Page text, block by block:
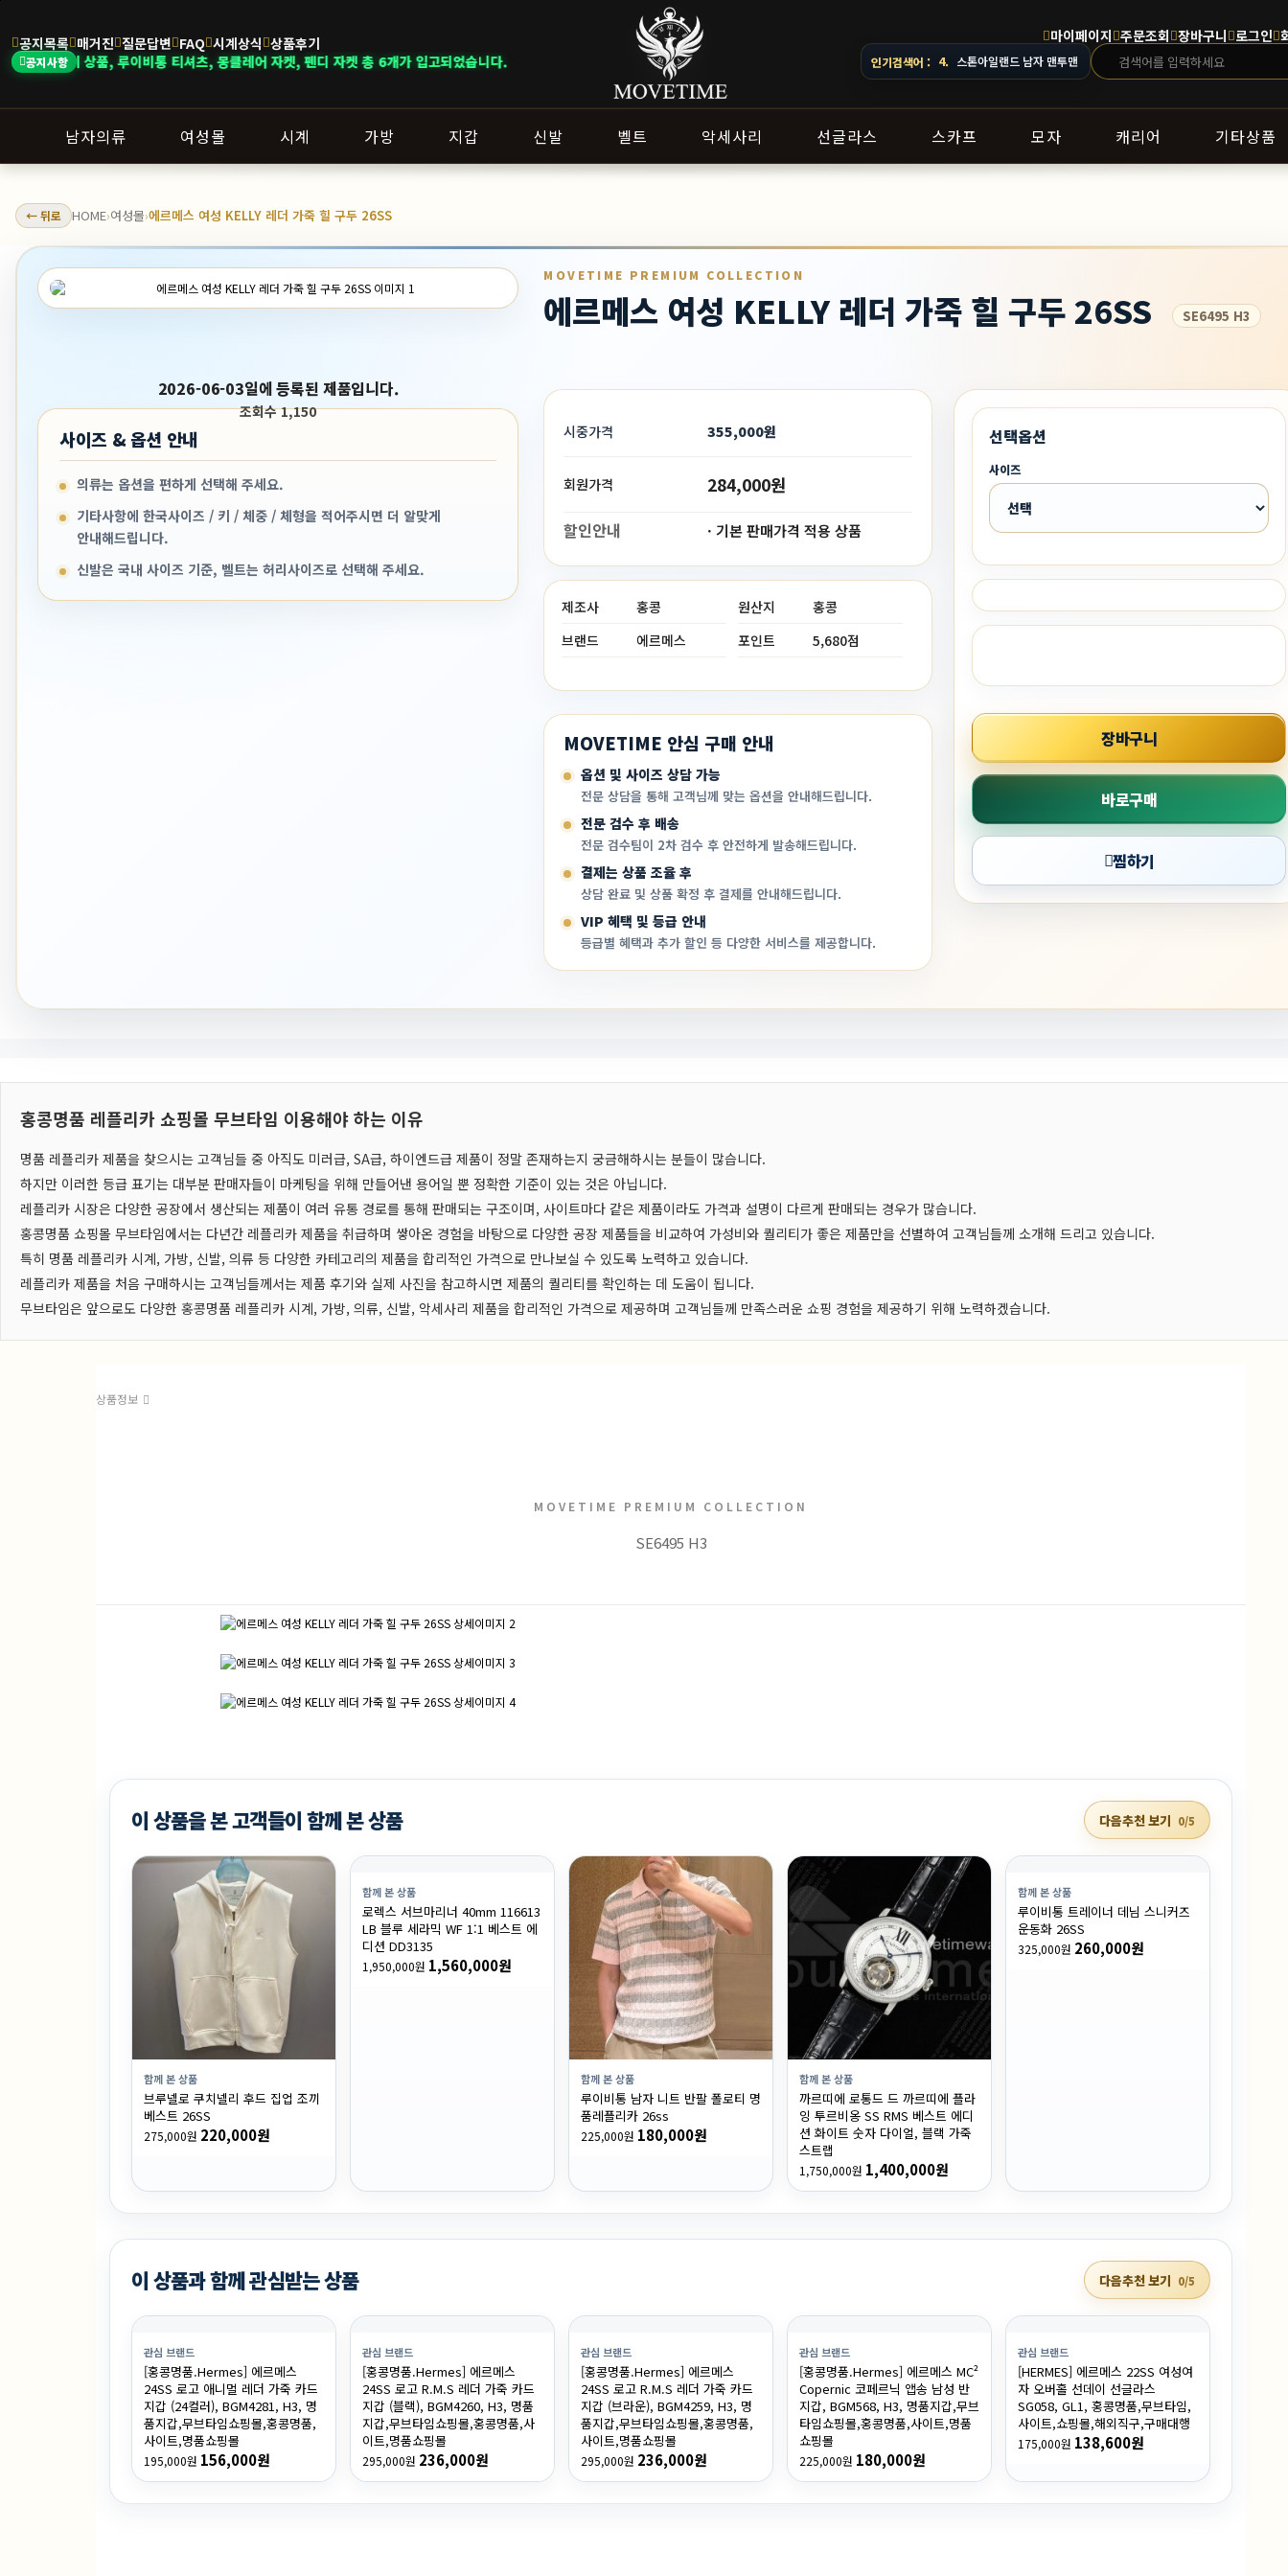
공지목록 매거진 질문답변 FAQ 시계상식 상품후기
공지사항
상품, 루이비통 티셔츠, 몽클레어 자켓, 펜디 자켓 총 6개가 입고되었습니다.
마이페이지 주문조회 장바구니 로그인
인기검색어 : 5. 오프화이트 남자 후드
남자의류 여성몰 시계 가방 지갑 신발 벨트 악세사리 선글라스 스카프 모자 캐리어 기타상품
← 뒤로 HOME›여성몰›에르메스 여성 KELLY 레더 가죽 힐 구두 26SS
2026-06-03일에 등록된 제품입니다.
조회수 1,150
사이즈 & 옵션 안내
의류는 옵션을 편하게 선택해 주세요.
기타사항에 한국사이즈 / 키 / 체중 / 체형을 적어주시면 더 알맞게
안내해드립니다.
신발은 국내 사이즈 기준, 벨트는 허리사이즈로 선택해 주세요.
MOVETIME PREMIUM COLLECTION
에르메스 여성 KELLY 레더 가죽 힐 구두 26SS SE6495 H3
시중가격 355,000원
회원가격 284,000원
할인안내 · 기본 판매가격 적용 상품
제조사 홍콩 원산지
홍콩
브랜드
에르메스 포인트 5,680점
MOVETIME 안심 구매 안내
옵션 및 사이즈 상담 가능
전문 상담을 통해 고객님께 맞는 옵션을 안내해드립니다.
전문 검수 후 배송
전문 검수팀이 2차 검수 후 안전하게 발송해드립니다.
결제는 상품 조율 후
상담 완료 및 상품 확정 후 결제를 안내해드립니다.
VIP 혜택 및 등급 안내
등급별 혜택과 추가 할인 등 다양한 서비스를 제공합니다.
선택옵션
사이즈
바로구매
장바구니
찜하기
홍콩명품 레플리카 쇼핑몰 무브타임 이용해야 하는 이유
명품 레플리카 제품을 찾으시는 고객님들 중 아직도 미러급, SA급, 하이엔드급 제품이 정말 존재하는지 궁금해하시는 분들이 많습니다.
하지만 이러한 등급 표기는 대부분 판매자들이 마케팅을 위해 만들어낸 용어일 뿐 정확한 기준이 있는 것은 아닙니다.
레플리카 시장은 다양한 공장에서 생산되는 제품이 여러 유통 경로를 통해 판매되는 구조이며, 사이트마다 같은 제품이라도 가격과 설명이 다르게 판매되는 경우가 많습니다.
홍콩명품 쇼핑몰 무브타임에서는 다년간 레플리카 제품을 취급하며 쌓아온 경험을 바탕으로 다양한 공장 제품들을 비교하여 가성비와 퀄리티가 좋은 제품만을 선별하여 고객님들께 소개해 드리고 있습니다.
특히 명품 레플리카 시계, 가방, 신발, 의류 등 다양한 카테고리의 제품을 합리적인 가격으로 만나보실 수 있도록 노력하고 있습니다.
레플리카 제품을 처음 구매하시는 고객님들께서는 제품 후기와 실제 사진을 참고하시면 제품의 퀄리티를 확인하는 데 도움이 됩니다.
무브타임은 앞으로도 다양한 홍콩명품 레플리카 시계, 가방, 의류, 신발, 악세사리 제품을 합리적인 가격으로 제공하며 고객님들께 만족스러운 쇼핑 경험을 제공하기 위해 노력하겠습니다.
상품정보
MOVETIME PREMIUM COLLECTION
SE6495 H3
이 상품을 본 고객들이 함께 본 상품 다음추천 보기 0/5
함께 본 상품
브루넬로 쿠치넬리 후드 집업 조끼
베스트 26SS
275,000원 220,000원
함께 본 상품
로렉스 서브마리너 40mm 116613
LB 블루 세라믹 WF 1:1 베스트 에
디션 DD3135
1,950,000원 1,560,000원
함께 본 상품
루이비통 남자 니트 반팔 폴로티 명
품레플리카 26ss
225,000원 180,000원
함께 본 상품
까르띠에 로통드 드 까르띠에 플라
잉 투르비옹 SS RMS 베스트 에디
션 화이트 숫자 다이얼, 블랙 가죽
스트랩
1,750,000원 1,400,000원
함께 본 상품
루이비통 트레이너 데님 스니커즈
운동화 26SS
325,000원 260,000원
이 상품과 함께 관심받는 상품 다음추천 보기 0/5
관심 브랜드
[홍콩명품.Hermes] 에르메스
24SS 로고 애니멀 레더 가죽 카드
지갑 (24컬러), BGM4281, H3, 명
품지갑,무브타임쇼핑몰,홍콩명품,
사이트,명품쇼핑몰
195,000원 156,000원
관심 브랜드
[홍콩명품.Hermes] 에르메스
24SS 로고 R.M.S 레더 가죽 카드
지갑 (블랙), BGM4260, H3, 명품
지갑,무브타임쇼핑몰,홍콩명품,사
이트,명품쇼핑몰
295,000원 236,000원
관심 브랜드
[홍콩명품.Hermes] 에르메스
24SS 로고 R.M.S 레더 가죽 카드
지갑 (브라운), BGM4259, H3, 명
품지갑,무브타임쇼핑몰,홍콩명품,
사이트,명품쇼핑몰
295,000원 236,000원
관심 브랜드
[홍콩명품.Hermes] 에르메스 MC²
Copernic 코페르닉 앱송 남성 반
지갑, BGM568, H3, 명품지갑,무브
타임쇼핑몰,홍콩명품,사이트,명품
쇼핑몰
225,000원 180,000원
관심 브랜드
[HERMES] 에르메스 22SS 여성여
자 오버홀 선데이 선글라스
SG058, GL1, 홍콩명품,무브타임,
사이트,쇼핑몰,해외직구,구매대행
175,000원 138,600원